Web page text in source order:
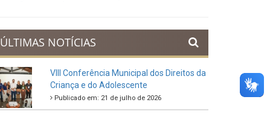
ÚLTIMAS NOTÍCIAS
VIII Conferência Municipal dos Direitos da
Criança e do Adolescente
Publicado em: 21 de julho de 2026